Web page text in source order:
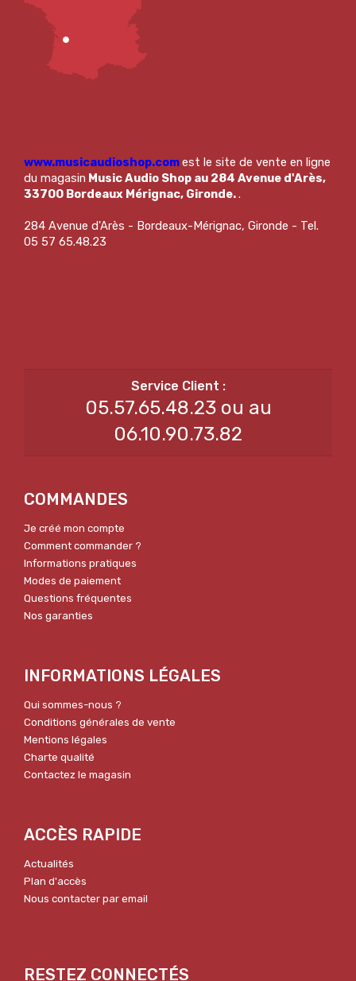
www.musicaudioshop.comest le site de vente en ligne
du magasin Music Audio Shop au 284 Avenue d'Arès,
33700 Bordeaux Mérignac, Gironde..
284 Avenue d'Arès - Bordeaux-Mérignac, Gironde - Tel.
05 57 65.48.23
05.57.65.48.23 ou au
06.10.90.73.82
COMMANDES
Je créé mon compte
Comment commander ?
Informations pratiques
Modes de paiement
Questions fréquentes
Nos garanties
INFORMATIONS LÉGALES
Qui sommes-nous ?
Conditions générales de vente
Mentions légales
Charte qualité
Contactez le magasin
ACCÈS RAPIDE
Actualités
Plan d'accès
Nous contacter par email